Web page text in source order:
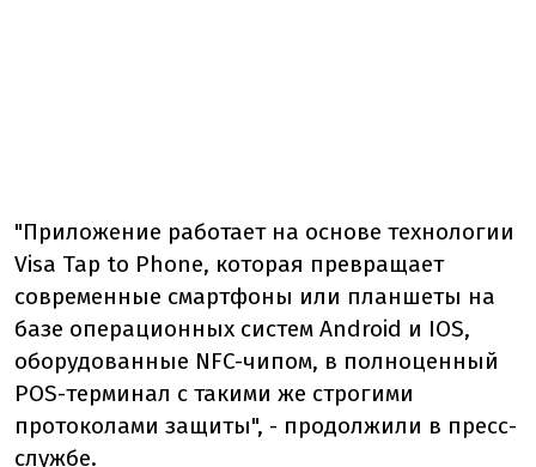
"Приложение работает на основе технологии
Visa Tap to Phone, которая превращает
современные смартфоны или планшеты на
базе операционных систем Android и IOS,
оборудованные NFC-чипом, в полноценный
POS-терминал с такими же строгими
протоколами защиты", - продолжили в пресс-
службе.